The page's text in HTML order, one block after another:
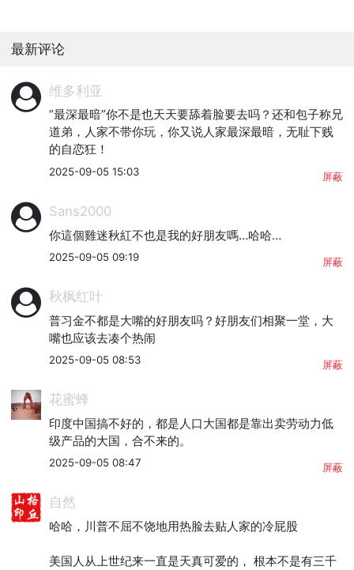
最新评论
维多利亚
“最深最暗”你不是也天天要舔着脸要去吗？还和包子称兄
道弟，人家不带你玩，你又说人家最深最暗，无耻下贱
的自恋狂！
2025-09-05 15:03 屏蔽
Sans2000
你這個雞迷秋紅不也是我的好朋友嗎…哈哈…
2025-09-05 09:19 屏蔽
秋枫红叶
普习金不都是大嘴的好朋友吗？好朋友们相聚一堂，大
嘴也应该去凑个热闹
2025-09-05 08:53 屏蔽
花蜜蜂
印度中国搞不好的，都是人口大国都是靠出卖劳动力低
级产品的大国，合不来的。
2025-09-05 08:47 屏蔽
自然
哈哈，川普不屈不饶地用热脸去贴人家的冷屁股
美国人从上世纪来一直是天真可爱的， 根本不是有三千